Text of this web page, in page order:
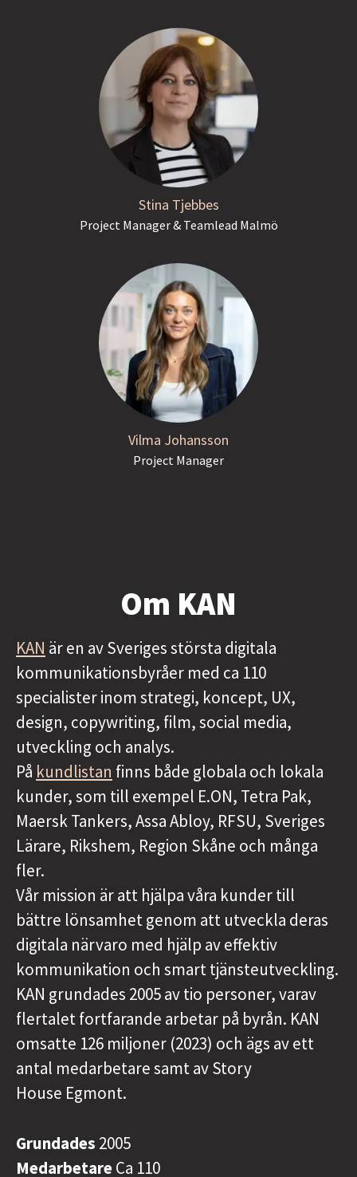
Stina Tjebbes
Project Manager & Teamlead Malmö
Vilma Johansson
Project Manager
Om KAN
KAN är en av Sveriges största digitala
kommunikationsbyråer med ca 110
specialister inom strategi, koncept, UX,
design, copywriting, film, social media,
utveckling och analys.
På kundlistan finns både globala och lokala
kunder, som till exempel E.ON, Tetra Pak,
Maersk Tankers, Assa Abloy, RFSU, Sveriges
Lärare, Rikshem, Region Skåne och många
fler.
Vår mission är att hjälpa våra kunder till
bättre lönsamhet genom att utveckla deras
digitala närvaro med hjälp av effektiv
kommunikation och smart tjänsteutveckling.
KAN grundades 2005 av tio personer, varav
flertalet fortfarande arbetar på byrån. KAN
omsatte 126 miljoner (2023) och ägs av ett
antal medarbetare samt av Story
House Egmont.
Grundades 2005
MedarbetareCa 110